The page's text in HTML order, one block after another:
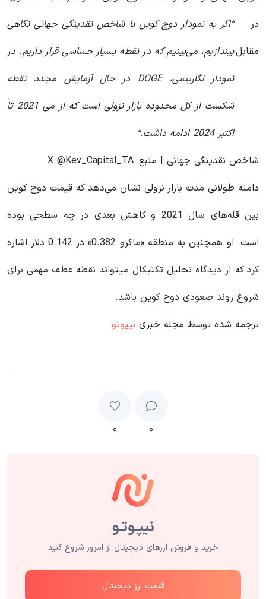
“اگر به نمودار دوج کوین با شاخص نقدینگی جهانی نگاهی
بیندازیم، می‌بینیم که در نقطه بسیار حساسی قرار داریم. در
نمودار لگاریتمی، DOGE در حال آزمایش مجدد نقطه
شکست از کل محدوده بازار نزولی است که از می 2021 تا
اکتبر 2024 ادامه داشت.”
در
مقابل
شاخص نقدینگی جهانی | منبع: X @Kev_Capital_TA
دامنه طولانی مدت بازار نزولی نشان می‌دهد که قیمت دوج کوین
بین قله‌های سال 2021 و کاهش‌ بعدی در چه سطحی بوده
است. او همچنین به منطقه «ماکرو 0.382» در 0.142 دلار اشاره
کرد که از دیدگاه تحلیل تکنیکال میتواند نقطه عطف مهمی برای
شروع روند صعودی دوج کوین باشد.
ترجمه شده توسط مجله خبری نیپوتو
۰ ۰
خرید و فروش ارزهای دیجیتال از امروز شروع کنید
قیمت ارز دیجیتال